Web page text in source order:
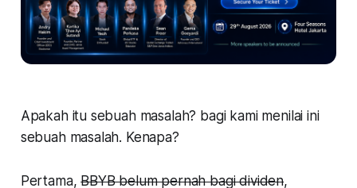
Apakah itu sebuah masalah? bagi kami menilai ini
sebuah masalah. Kenapa?
Pertama,BBYB belum pernah bagi dividen,